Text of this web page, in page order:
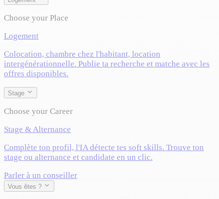
Choose your Place
Logement
Colocation, chambre chez l'habitant, location
intergénérationnelle. Publie ta recherche et matche avec les
offres disponibles.
Stage
Choose your Career
Stage & Alternance
Complète ton profil, l'IA détecte tes soft skills. Trouve ton
stage ou alternance et candidate en un clic.
Parler à un conseiller
Vous êtes ?